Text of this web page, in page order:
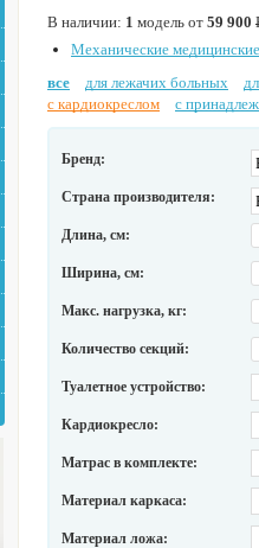
В наличии: 1 модель от 59 900
Механические
все
для лежачих больных
с кардиокреслом
с
Бренд:
Страна производителя:
Длина, см:
Ширина, см:
Макс. нагрузка, кг:
Количество секций:
Туалетное устройство:
Кардиокресло:
Матрас в комплекте:
Материал каркаса:
Материал ложа: